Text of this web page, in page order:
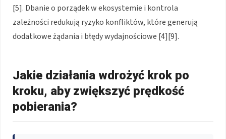
[5]. Dbanie o porządek w ekosystemie i kontrola
zależności redukują ryzyko konfliktów, które generują
dodatkowe żądania i błędy wydajnościowe [4][9].
Jakie działania wdrożyć krok po
kroku, aby zwiększyć prędkość
pobierania?